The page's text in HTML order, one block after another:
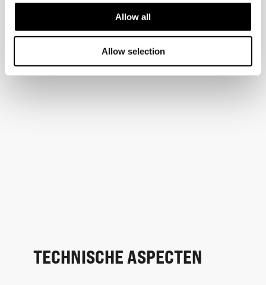
Allow all
Allow selection
TECHNISCHE ASPECTEN